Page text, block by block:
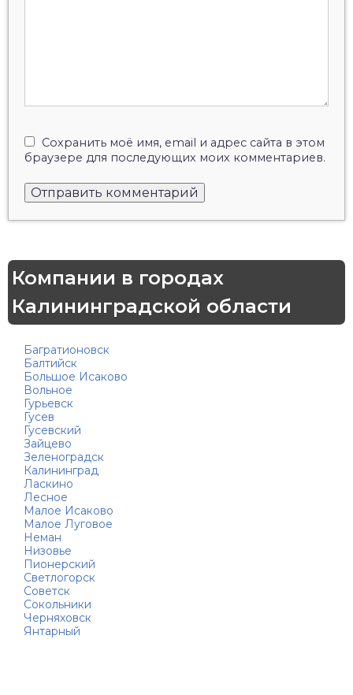
Сохранить моё имя, email и адрес сайта в этом
браузере для последующих моих комментариев.
Компании в городах
Калининградской области
Багратионовск
Балтийск
Большое Исаково
Вольное
Гурьевск
Гусев
Гусевский
Зайцево
Зеленоградск
Калининград
Ласкино
Лесное
Малое Исаково
Малое Луговое
Неман
Низовье
Пионерский
Светлогорск
Советск
Сокольники
Черняховск
Янтарный